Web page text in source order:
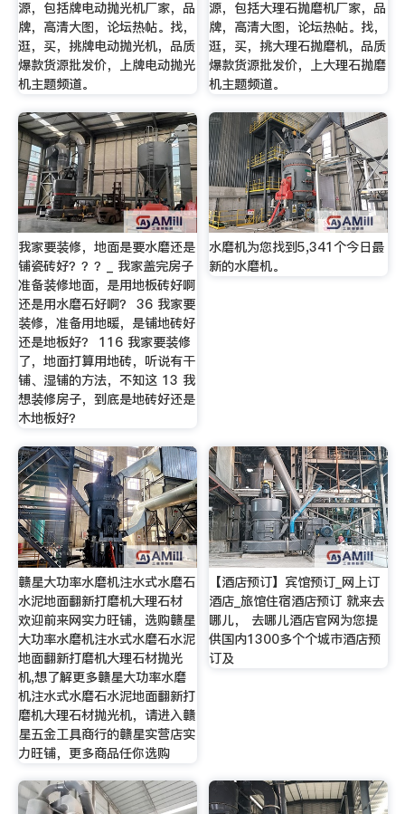
源，包括牌电动抛光机厂家，品
牌，高清大图，论坛热帖。找，
逛，买，挑牌电动抛光机，品质
爆款货源批发价，上牌电动抛光
机主题频道。
源，包括大理石抛磨机厂家，品
牌，高清大图，论坛热帖。找，
逛，买，挑大理石抛磨机，品质
爆款货源批发价，上大理石抛磨
机主题频道。
我家要装修，地面是要水磨还是
铺瓷砖好？？？_ 我家盖完房子
准备装修地面，是用地板砖好啊
还是用水磨石好啊？ 36 我家要
装修，准备用地暖，是铺地砖好
还是地板好？ 116 我家要装修
了，地面打算用地砖，听说有干
铺、湿铺的方法，不知这 13 我
想装修房子，到底是地砖好还是
木地板好？
水磨机为您找到5,341个今日最
新的水磨机。
赣星大功率水磨机注水式水磨石
水泥地面翻新打磨机大理石材
欢迎前来网实力旺铺，选购赣星
大功率水磨机注水式水磨石水泥
地面翻新打磨机大理石材抛光
机,想了解更多赣星大功率水磨
机注水式水磨石水泥地面翻新打
磨机大理石材抛光机，请进入赣
星五金工具商行的赣星实营店实
力旺铺，更多商品任你选购
【酒店预订】宾馆预订_网上订
酒店_旅馆住宿酒店预订 就来去
哪儿， 去哪儿酒店官网为您提
供国内1300多个个城市酒店预
订及